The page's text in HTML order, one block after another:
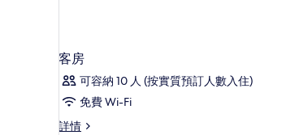
客房
可容納 10 人 (按實質預訂人數入住)
免費 Wi-Fi
詳情
客